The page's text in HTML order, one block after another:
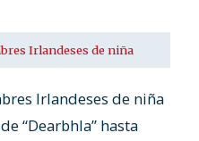
Irlandeses de niña
Irlandeses de niña
“Dearbhla” hasta